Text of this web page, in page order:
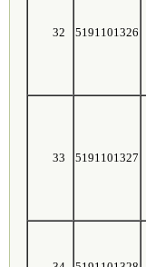
32 5191101326
33 5191101327